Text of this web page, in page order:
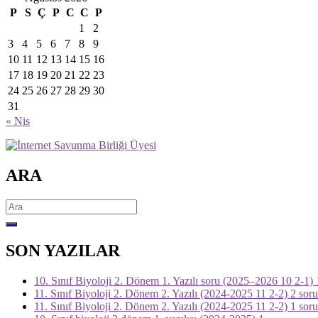
P
S Ç P C C P
1
2
3
4 5 6 7 8
9
10 11 12 13 14 15 16
17 18 19 20 21 22 23
24 25 26 27 28 29 30
31
« Nis
ARA
Search
for:
SON YAZILAR
10. Sınıf Biyoloji 2. Dönem 1. Yazılı soru (2025–2026 10 2-1)
11. Sınıf Biyoloji 2. Dönem 2. Yazılı (2024-2025 11 2-2) 2
11. Sınıf Biyoloji 2. Dönem 2. Yazılı (2024-2025 11 2-2) 1